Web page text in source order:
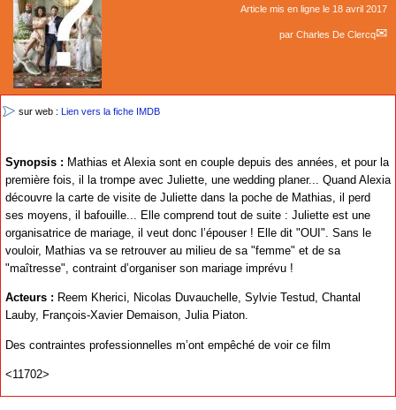
Article mis en ligne le 18 avril 2017
par Charles De Clercq
sur web : Lien vers la fiche IMDB
Synopsis : Mathias et Alexia sont en couple depuis des années, et pour la
première fois, il la trompe avec Juliette, une wedding planer... Quand Alexia
découvre la carte de visite de Juliette dans la poche de Mathias, il perd
ses moyens, il bafouille... Elle comprend tout de suite : Juliette est une
organisatrice de mariage, il veut donc l’épouser ! Elle dit "OUI". Sans le
vouloir, Mathias va se retrouver au milieu de sa "femme" et de sa
"maîtresse", contraint d’organiser son mariage imprévu !
Acteurs : Reem Kherici, Nicolas Duvauchelle, Sylvie Testud, Chantal
Lauby, François-Xavier Demaison, Julia Piaton.
Des contraintes professionnelles m’ont empêché de voir ce film
<11702>